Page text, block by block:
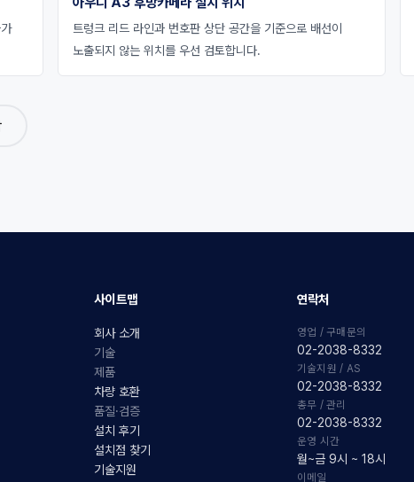
트렁크 리드 라인과 번호판 상단 공간을 기준으로 배선이
노출되지 않는 위치를 우선 검토합니다.
사이트맵
회사 소개
기술
제품
차량 호환
품질·검증
설치 후기
설치점 찾기
기술지원
연락처
영업 / 구매문의
02-2038-8332
기술지원 / AS
02-2038-8332
총무 / 관리
02-2038-8332
운영 시간
월~금 9시 ~ 18시
이메일